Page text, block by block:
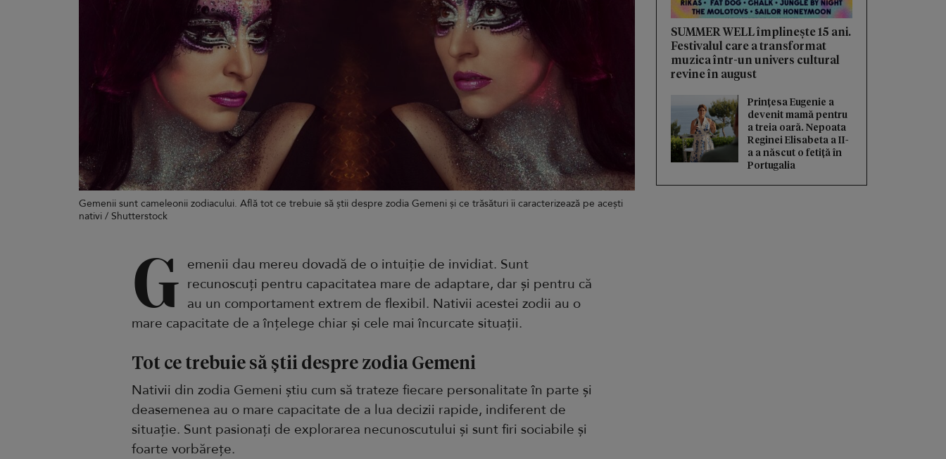
Gemenii sunt cameleonii zodiacului. Află tot ce trebuie să știi despre zodia Gemeni și ce trăsături îi caracterizează pe acești
nativi / Shutterstock
SUMMER WELL împlinește 15 ani.
Festivalul care a transformat
muzica într-un univers cultural
revine în august
Prințesa Eugenie a
devenit mamă pentru
a treia oară. Nepoata
Reginei Elisabeta a II-
a a născut o fetiță în
Portugalia
G emenii dau mereu dovadă de o intuiție de invidiat. Sunt
recunoscuți pentru capacitatea mare de adaptare, dar și pentru că
au un comportament extrem de flexibil. Nativii acestei zodii au o
mare capacitate de a înțelege chiar și cele mai încurcate situații.
Tot ce trebuie să știi despre zodia Gemeni
Nativii din zodia Gemeni știu cum să trateze fiecare personalitate în parte și
deasemenea au o mare capacitate de a lua decizii rapide, indiferent de
situație. Sunt pasionați de explorarea necunoscutului și sunt firi sociabile și
foarte vorbărețe.